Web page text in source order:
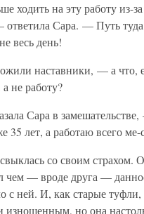
ходить на эту работу из-за
Сара. — Путь
весь день!
наставники, — а что,
не работу?
Сара в
35 лет, а работаю всего ме-
со своим страхом.
чем — вроде друга —
с ней. И, как старые
изношенным, но она